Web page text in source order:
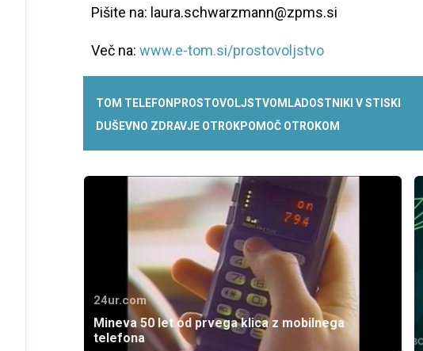
Pišite na: laura.schwarzmann@zpms.si
Več na: www.e-tom.si/prostovoljstvo
TOM TELEFON PROSTOVOLJSTVO MLADOSTNIKI V STISKI
DUŠEVNO ZDRAVJE OTROKPOMOČ OTROKOM
24ur.com
Mineva 50 let od prvega klica z mobilnega
telefona